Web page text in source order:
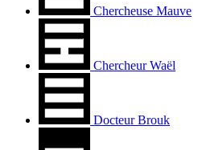
Chercheuse Mauve
Chercheur Waël
Docteur Brouk